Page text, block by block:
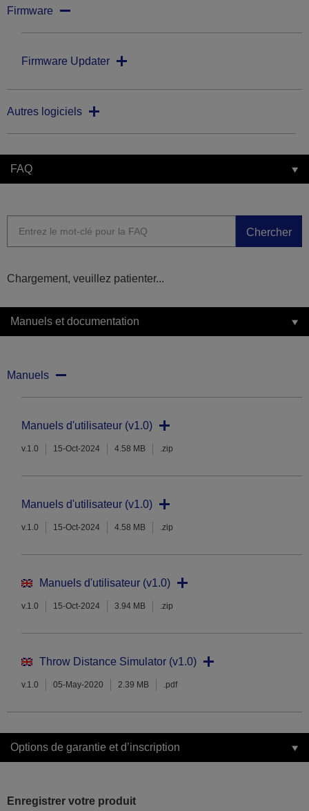
Firmware
Firmware Updater
Autres logiciels
FAQ
Chercher
Chargement, veuillez patienter...
Manuels et documentation
Manuels
Manuels d'utilisateur (v1.0)
v.1.0 15-Oct-2024 4.58 MB .zip
Manuels d'utilisateur (v1.0)
v.1.0 15-Oct-2024 4.58 MB .zip
Manuels d'utilisateur (v1.0)
v.1.0 15-Oct-2024 3.94 MB .zip
Throw Distance Simulator (v1.0)
v.1.0 05-May-2020 2.39 MB .pdf
Options de garantie et d’inscription
Enregistrer votre produit